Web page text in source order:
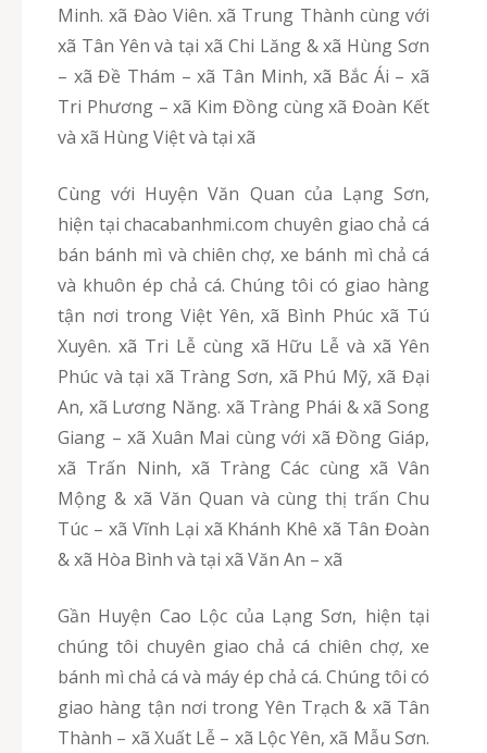
Minh. xã Đào Viên. xã Trung Thành cùng với
xã Tân Yên và tại xã Chi Lăng & xã Hùng Sơn
– xã Đề Thám – xã Tân Minh, xã Bắc Ái – xã
Tri Phương – xã Kim Đồng cùng xã Đoàn Kết
và xã Hùng Việt và tại xã
Cùng với Huyện Văn Quan của Lạng Sơn,
hiện tại chacabanhmi.com chuyên giao chả cá
bán bánh mì và chiên chợ, xe bánh mì chả cá
và khuôn ép chả cá. Chúng tôi có giao hàng
tận nơi trong Việt Yên, xã Bình Phúc xã Tú
Xuyên. xã Tri Lễ cùng xã Hữu Lễ và xã Yên
Phúc và tại xã Tràng Sơn, xã Phú Mỹ, xã Đại
An, xã Lương Năng. xã Tràng Phái & xã Song
Giang – xã Xuân Mai cùng với xã Đồng Giáp,
xã Trấn Ninh, xã Tràng Các cùng xã Vân
Mộng & xã Văn Quan và cùng thị trấn Chu
Túc – xã Vĩnh Lại xã Khánh Khê xã Tân Đoàn
& xã Hòa Bình và tại xã Văn An – xã
Gần Huyện Cao Lộc của Lạng Sơn, hiện tại
chúng tôi chuyên giao chả cá chiên chợ, xe
bánh mì chả cá và máy ép chả cá. Chúng tôi có
giao hàng tận nơi trong Yên Trạch & xã Tân
Thành – xã Xuất Lễ – xã Lộc Yên, xã Mẫu Sơn.